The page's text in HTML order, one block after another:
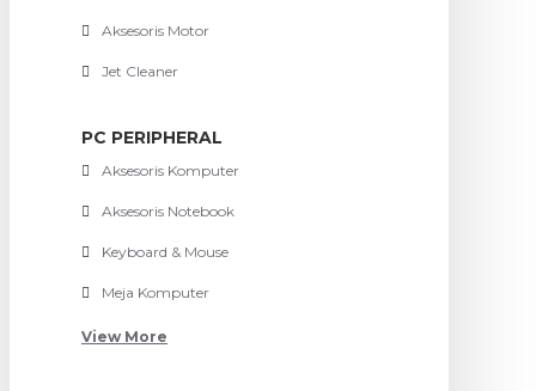
Aksesoris Motor
Jet Cleaner
PC PERIPHERAL
Aksesoris Komputer
Aksesoris Notebook
Keyboard & Mouse
Meja Komputer
View More